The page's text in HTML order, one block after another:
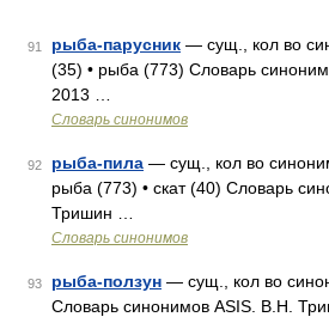
91 рыба-парусник — сущ., кол во
(35) • рыба (773) Словарь
2013 …
Словарь синонимов
92 рыба-пила — сущ., кол во
рыба (773) • скат (40) Словарь
Тришин …
Словарь синонимов
93 рыба-ползун — сущ., кол во
Словарь синонимов ASIS. В.Н.